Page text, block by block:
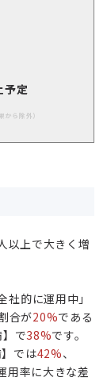
予定
から除外）
以上で大きく増
的に運用中」
合が20%である
で38%です。
では42%、
用率に大きな差